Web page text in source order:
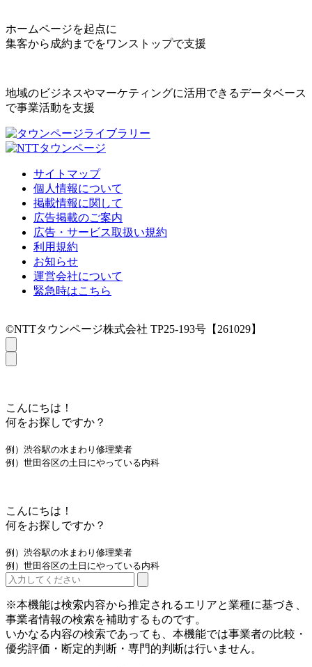
ホームページを起点に
集客から成約までをワンストップで支援
地域のビジネスやマーケティングに活用できるデータベース
で事業活動を支援
サイトマップ
個人情報について
掲載情報に関して
広告掲載のご案内
広告・サービス取扱い規約
利用規約
お知らせ
運営会社について
緊急時はこちら
©NTTタウンページ株式会社 TP25-193号【261029】
こんにちは！
何をお探しですか？
例）渋谷駅の水まわり修理業者
例）世田谷区の土日にやっている内科
こんにちは！
何をお探しですか？
例）渋谷駅の水まわり修理業者
例）世田谷区の土日にやっている内科
※本機能は検索内容から推定されるエリアと業種に基づき、
事業者情報の検索を補助するものです。
いかなる内容の検索であっても、本機能では事業者の比較・
優劣評価・断定的判断・専門的判断は行いません。